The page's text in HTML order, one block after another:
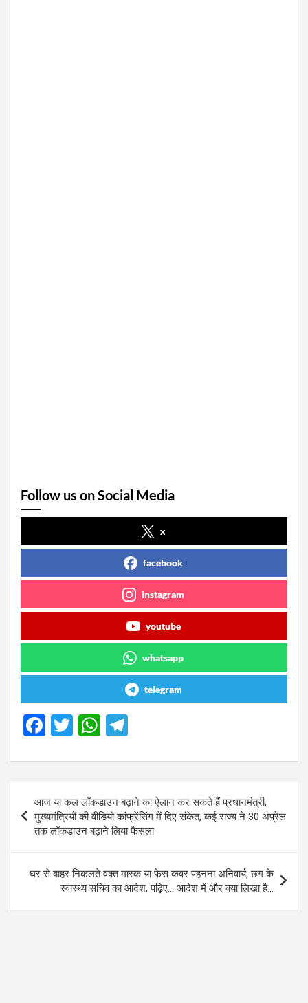
Follow us on Social Media
x
facebook
instagram
youtube
whatsapp
telegram
F
ce
o
o
k
T
tt
er
W
at
A
p
p
e
gr
a
m
navigation
आज या कल लॉकडाउन बढ़ाने का ऐलान कर सकते हैं प्रधानमंत्री,
मुख्यमंत्रियों की वीडियो कांफ्रेंसिंग में दिए संकेत, कई राज्य ने 30 अप्रेल
तक लॉकडाउन बढ़ाने लिया फैसला
घर से बाहर निकलते वक्त मास्क या फेस कवर पहनना अनिवार्य, छग के
स्वास्थ्य सचिव का आदेश, पढ़िए… आदेश में और क्या लिखा है…